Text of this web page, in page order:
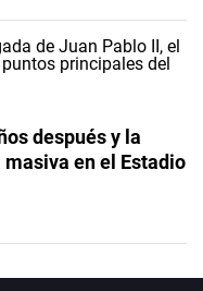
después y la
en el Estadio